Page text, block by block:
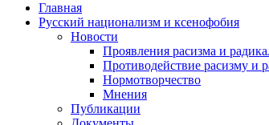
Главная
Русский национализм и ксенофобия
Новости
Проявления расизма и
Противодействие расизму и
Нормотворчество
Мнения
Публикации